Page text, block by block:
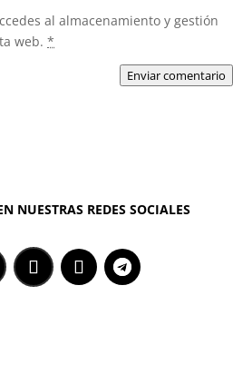
al almacenamiento y gestión
web. *
Enviar comentario
NUESTRAS REDES SOCIALES